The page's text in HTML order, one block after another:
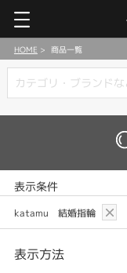
HOME 商品一覧
表示条件
katamu 結婚指輪
表示方法